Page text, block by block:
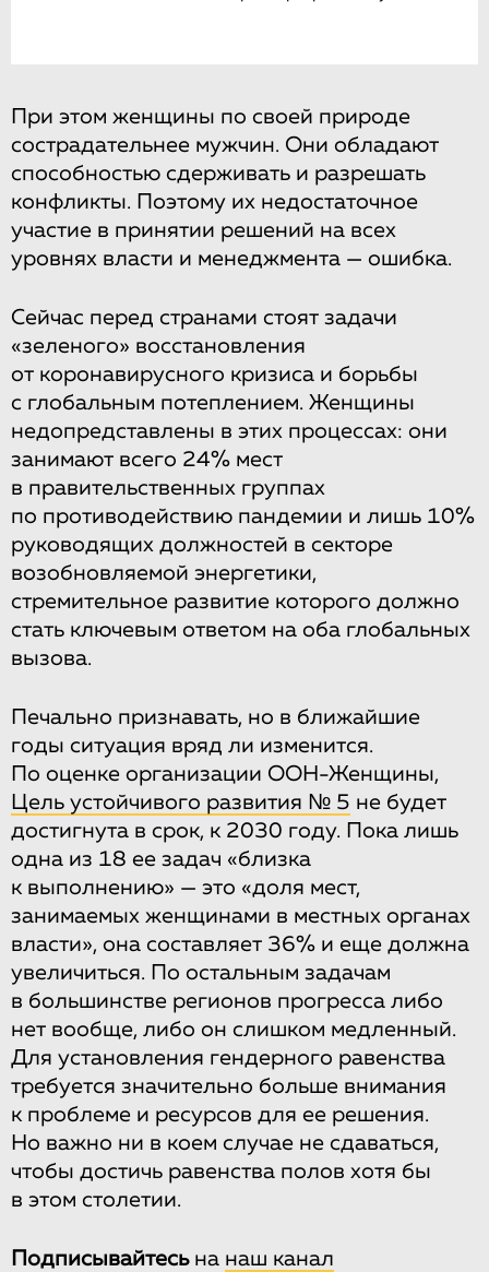
При этом женщины по своей природе
сострадательнее мужчин. Они обладают
способностью сдерживать и разрешать
конфликты. Поэтому их недостаточное
участие в принятии решений на всех
уровнях власти и менеджмента — ошибка.
Сейчас перед странами стоят задачи
«зеленого» восстановления
от коронавирусного кризиса и борьбы
с глобальным потеплением. Женщины
недопредставлены в этих процессах: они
занимают всего 24% мест
в правительственных группах
по противодействию пандемии и лишь 10%
руководящих должностей в секторе
возобновляемой энергетики,
стремительное развитие которого должно
стать ключевым ответом на оба глобальных
вызова.
Печально признавать, но в ближайшие
годы ситуация вряд ли изменится.
По оценке организации ООН-Женщины,
Цель устойчивого развития № 5 не будет
достигнута в срок, к 2030 году. Пока лишь
одна из 18 ее задач «близка
к выполнению» — это «доля мест,
занимаемых женщинами в местных органах
власти», она составляет 36% и еще должна
увеличиться. По остальным задачам
в большинстве регионов прогресса либо
нет вообще, либо он слишком медленный.
Для установления гендерного равенства
требуется значительно больше внимания
к проблеме и ресурсов для ее решения.
Но важно ни в коем случае не сдаваться,
чтобы достичь равенства полов хотя бы
в этом столетии.
Подписывайтесьна наш канал